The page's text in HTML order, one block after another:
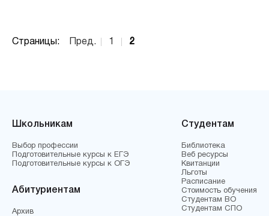
Страницы: Пред. 1 2
Школьникам
Выбор профессии
Подготовительные курсы к ЕГЭ
Подготовительные курсы к ОГЭ
Абитуриентам
Архив
Студентам
Библиотека
Веб ресурсы
Квитанции
Льготы
Расписание
Стоимость обучения
Студентам ВО
Студентам СПО